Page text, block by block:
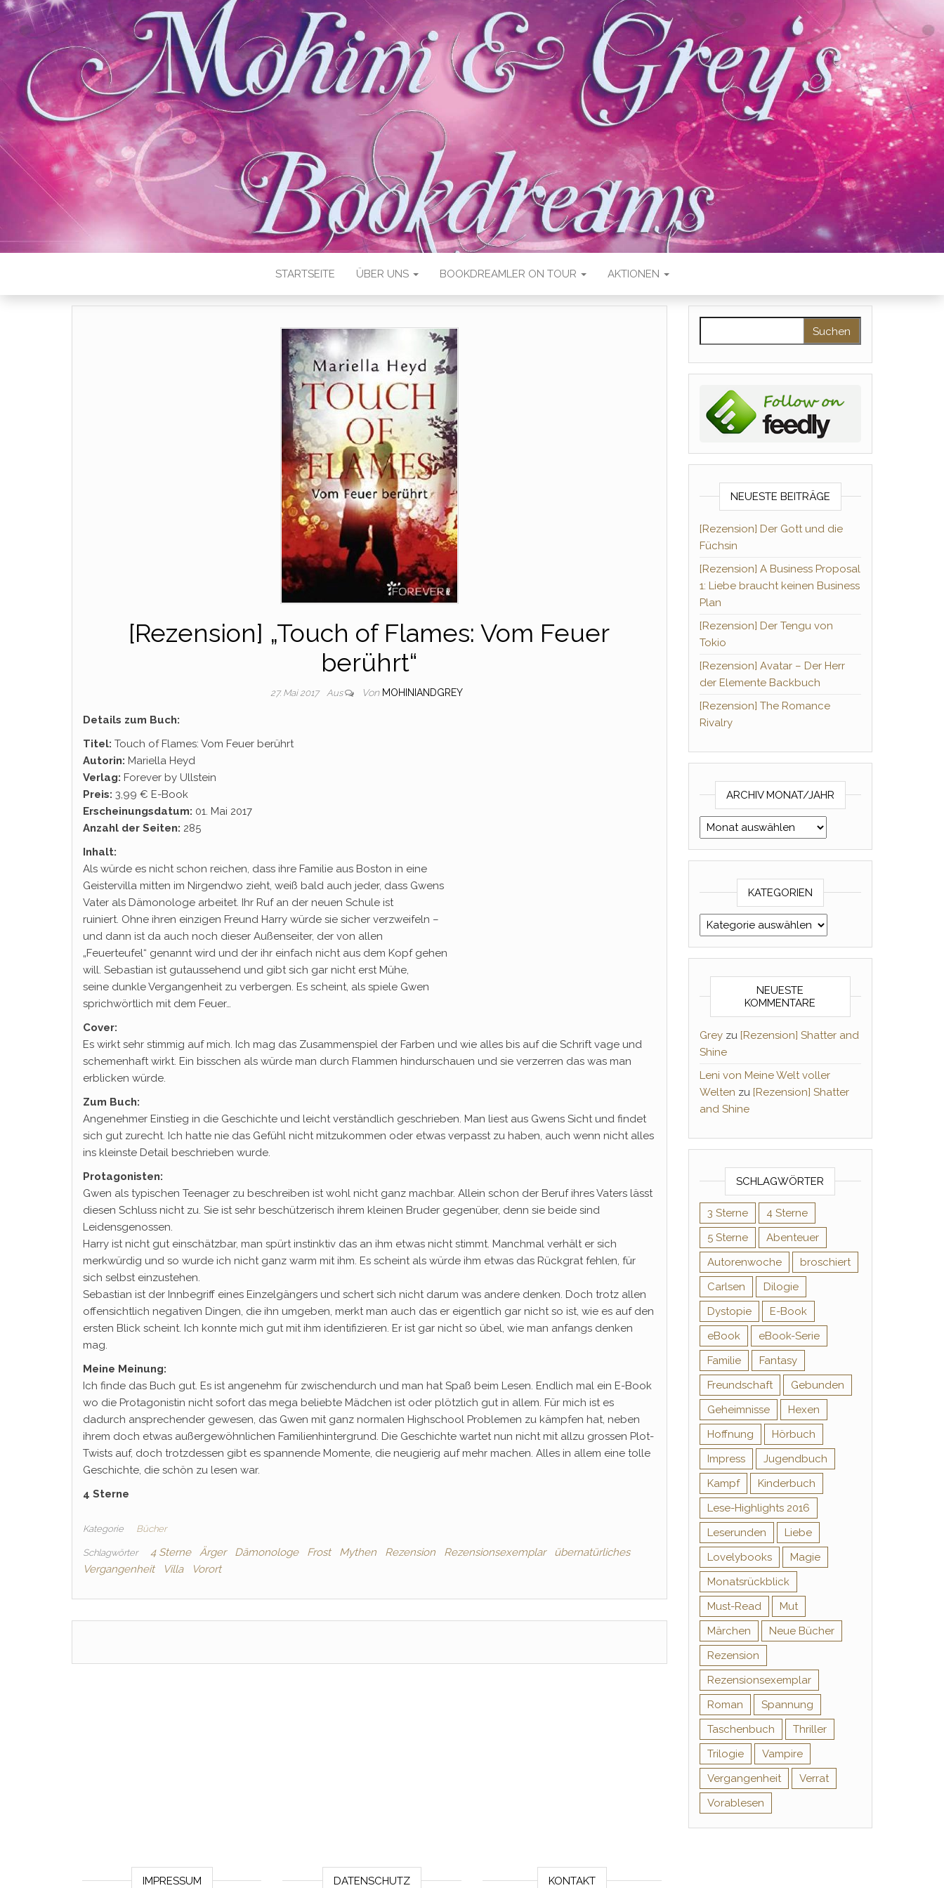
STARTSEITE ÜBER UNS BOOKDREAMLER ON TOUR AKTIONEN
[Rezension] „Touch of Flames: Vom Feuer
berührt“
27. Mai 2017 Aus Von MOHINIANDGREY
Details zum Buch:
Titel: Touch of Flames: Vom Feuer berührt
Autorin: Mariella Heyd
Verlag: Forever by Ullstein
Preis: 3,99 € E-Book
Erscheinungsdatum: 01. Mai 2017
Anzahl der Seiten: 285
Inhalt:
Als würde es nicht schon reichen, dass ihre Familie aus Boston in eine
Geistervilla mitten im Nirgendwo zieht, weiß bald auch jeder, dass Gwens
Vater als Dämonologe arbeitet. Ihr Ruf an der neuen Schule ist
ruiniert. Ohne ihren einzigen Freund Harry würde sie sicher verzweifeln –
und dann ist da auch noch dieser Außenseiter, der von allen
„Feuerteufel“ genannt wird und der ihr einfach nicht aus dem Kopf gehen
will. Sebastian ist gutaussehend und gibt sich gar nicht erst Mühe,
seine dunkle Vergangenheit zu verbergen. Es scheint, als spiele Gwen
sprichwörtlich mit dem Feuer…
Cover:
Es wirkt sehr stimmig auf mich. Ich mag das Zusammenspiel der Farben und wie alles bis auf die Schrift vage und
schemenhaft wirkt. Ein bisschen als würde man durch Flammen hindurschauen und sie verzerren das was man
erblicken würde.
Zum Buch:
Angenehmer Einstieg in die Geschichte und leicht verständlich geschrieben. Man liest aus Gwens Sicht und findet
sich gut zurecht. Ich hatte nie das Gefühl nicht mitzukommen oder etwas verpasst zu haben, auch wenn nicht alles
ins kleinste Detail beschrieben wurde.
Protagonisten:
Gwen als typischen Teenager zu beschreiben ist wohl nicht ganz machbar. Allein schon der Beruf ihres Vaters lässt
diesen Schluss nicht zu. Sie ist sehr beschützerisch ihrem kleinen Bruder gegenüber, denn sie beide sind
Leidensgenossen.
Harry ist nicht gut einschätzbar, man spürt instinktiv das an ihm etwas nicht stimmt. Manchmal verhält er sich
merkwürdig und so wurde ich nicht ganz warm mit ihm. Es scheint als würde ihm etwas das Rückgrat fehlen, für
sich selbst einzustehen.
Sebastian ist der Innbegriff eines Einzelgängers und schert sich nicht darum was andere denken. Doch trotz allen
offensichtlich negativen Dingen, die ihn umgeben, merkt man auch das er eigentlich gar nicht so ist, wie es auf den
ersten Blick scheint. Ich konnte mich gut mit ihm identifizieren. Er ist gar nicht so übel, wie man anfangs denken
mag.
Meine Meinung:
Ich finde das Buch gut. Es ist angenehm für zwischendurch und man hat Spaß beim Lesen. Endlich mal ein E-Book
wo die Protagonistin nicht sofort das mega beliebte Mädchen ist oder plötzlich gut in allem. Für mich ist es
dadurch ansprechender gewesen, das Gwen mit ganz normalen Highschool Problemen zu kämpfen hat, neben
ihrem doch etwas außergewöhnlichen Familienhintergrund. Die Geschichte wartet nun nicht mit allzu grossen Plot-
Twists auf, doch trotzdessen gibt es spannende Momente, die neugierig auf mehr machen. Alles in allem eine tolle
Geschichte, die schön zu lesen war.
4 Sterne
Kategorie Bücher
Schlagwörter 4 Sterne Ärger Dämonologe Frost Mythen Rezension Rezensionsexemplar
übernatürliches
Vergangenheit
Villa Vorort
NEUESTE BEITRÄGE
[Rezension] Der Gott und die
Füchsin
[Rezension] A Business Proposal
1: Liebe braucht keinen Business
Plan
[Rezension] Der Tengu von
Tokio
[Rezension] Avatar – Der Herr
der Elemente Backbuch
[Rezension] The Romance
Rivalry
ARCHIV MONAT/JAHR
Archiv Monat/Jahr
KATEGORIEN
Kategorien
NEUESTE
KOMMENTARE
Greyzu [Rezension] Shatter and
Shine
Leni von Meine Welt voller
Welten zu [Rezension] Shatter
and Shine
SCHLAGWÖRTER
3 Sterne
4 Sterne
5 Sterne
Abenteuer
Autorenwoche
broschiert
Carlsen
Dilogie
Dystopie
E-Book
eBook
eBook-Serie
Familie
Fantasy
Freundschaft
Gebunden
Geheimnisse
Hexen
Hoffnung
Hörbuch
Impress
Jugendbuch
Kampf
Kinderbuch
Lese-Highlights 2016
Leserunden
Liebe
Lovelybooks
Magie
Monatsrückblick
Must-Read
Mut
Märchen
Neue Bücher
Rezension
Rezensionsexemplar
Roman
Spannung
Taschenbuch
Thriller
Trilogie
Vampire
Vergangenheit
Verrat
Vorablesen
IMPRESSUM DATENSCHUTZ KONTAKT